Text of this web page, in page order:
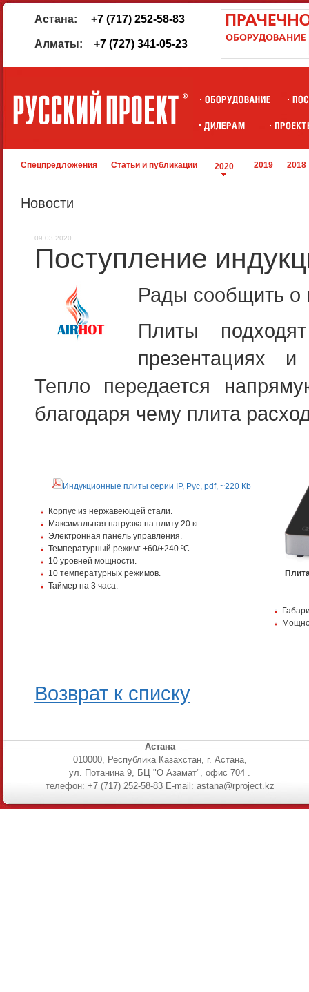
Астана: +7 (717) 252-58-83
Алматы: +7 (727) 341-05-23
Спецпредложения Статьи и публикации 2020 2019 2018
Новости
09.03.2020
Поступление
Рады сообщить о
Плиты
презентациях
Тепло передается
благодаря чему плита
Индукционные плиты серии IP, Рус, pdf, ~220 Кb
Корпус из нержавеющей стали.
Максимальная нагрузка на плиту 20 кг.
Электронная панель управления.
Температурный режим: +60/+240 ºС.
10 уровней мощности.
10 температурных режимов.
Таймер на 3 часа.
Возврат к списку
Астана
010000, Республика Казахстан, г. Астана,
ул. Потанина 9, БЦ "О Азамат", офис 704 .
телефон: +7 (717) 252-58-83 E-mail: astana@rproject.kz